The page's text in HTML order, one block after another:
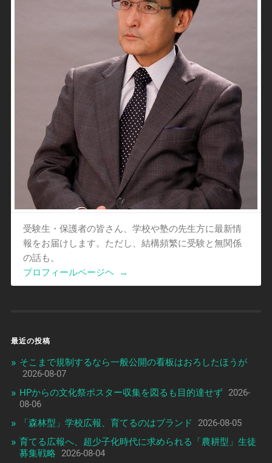
受験生・保護者の皆さん、学校や塾の先生方に最新情
報をお届けします。ただし、結構頻繁に受験と無関係
の話も。
プロフィールページヘ
→
最近の投稿
そこまで規制するなら一般公開の看板はおろしたほうが
2026-08-07
HPからの文化祭ポスター収集を図るも目的達せず
2026-
08-06
「森林型」学校広報、育てるのはブランド
2026-08-05
育てる広報へ、超少子化時代に求められる「農耕型」生徒
募集戦略
2026-08-04